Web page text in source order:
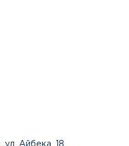
Айбека, 18.